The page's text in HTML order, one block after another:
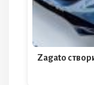
Zagato